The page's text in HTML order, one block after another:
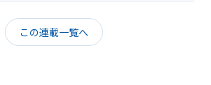
この連載一覧へ